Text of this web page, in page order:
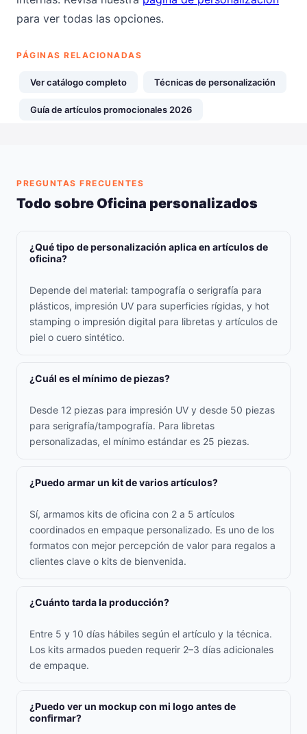
para ver todas las opciones.
PÁGINAS RELACIONADAS
Ver catálogo completo Técnicas de personalización
Guía de artículos promocionales 2026
PREGUNTAS FRECUENTES
Todo sobre Oficina personalizados
¿Qué tipo de personalización aplica en artículos de
oficina?
Depende del material: tampografía o serigrafía para
plásticos, impresión UV para superficies rígidas, y hot
stamping o impresión digital para libretas y artículos de
piel o cuero sintético.
¿Cuál es el mínimo de piezas?
Desde 12 piezas para impresión UV y desde 50 piezas
para serigrafía/tampografía. Para libretas
personalizadas, el mínimo estándar es 25 piezas.
¿Puedo armar un kit de varios artículos?
Sí, armamos kits de oficina con 2 a 5 artículos
coordinados en empaque personalizado. Es uno de los
formatos con mejor percepción de valor para regalos a
clientes clave o kits de bienvenida.
¿Cuánto tarda la producción?
Entre 5 y 10 días hábiles según el artículo y la técnica.
Los kits armados pueden requerir 2–3 días adicionales
de empaque.
¿Puedo ver un mockup con mi logo antes de
confirmar?